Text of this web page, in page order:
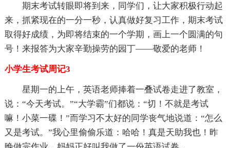
期末考试转眼即将到来，同学们，让大家积极行动起
来，抓紧现在的一分一秒，认真做好复习工作，期末考试
取得好成绩，为即将结束的一个学期，画上一个圆满的句
号！来报答为大家辛勤操劳的园丁——敬爱的老师！
小学生考试周记3
星期一的上午，英语老师捧着一叠试卷走进了教室，
说：“今天考试。”“大学霸”们都说：“切！不就是考试
嘛！小菜一碟！”而学习不太好的同学丧气地说道：“怎么
又是考试。”我心里偷偷乐道：哈哈！真是天助我也！昨